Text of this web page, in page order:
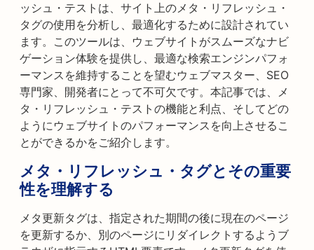
ッシュ・テストは、サイト上のメタ・リフレッシュ・
タグの使用を分析し、最適化するために設計されてい
ます。このツールは、ウェブサイトがスムーズなナビ
ゲーション体験を提供し、最適な検索エンジンパフォ
ーマンスを維持することを望むウェブマスター、SEO
専門家、開発者にとって不可欠です。本記事では、メ
タ・リフレッシュ・テストの機能と利点、そしてどの
ようにウェブサイトのパフォーマンスを向上させるこ
とができるかをご紹介します。
メタ・リフレッシュ・タグとその重要
性を理解する
メタ更新タグは、指定された期間の後に現在のページ
を更新するか、別のページにリダイレクトするようブ